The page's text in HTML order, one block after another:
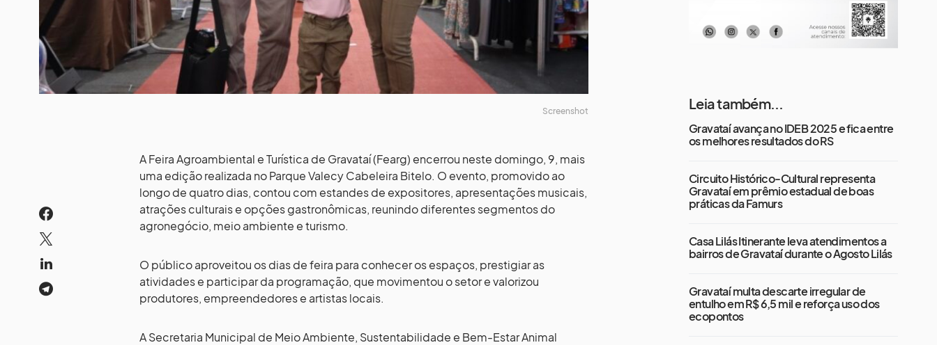
Screenshot
A Feira Agroambiental e Turística de Gravataí (Fearg) encerrou neste domingo, 9, mais
uma edição realizada no Parque Valecy Cabeleira Bitelo. O evento, promovido ao
longo de quatro dias, contou com estandes de expositores, apresentações musicais,
atrações culturais e opções gastronômicas, reunindo diferentes segmentos do
agronegócio, meio ambiente e turismo.
O público aproveitou os dias de feira para conhecer os espaços, prestigiar as
atividades e participar da programação, que movimentou o setor e valorizou
produtores, empreendedores e artistas locais.
A Secretaria Municipal de Meio Ambiente, Sustentabilidade e Bem-Estar Animal
Leia também...
Gravataí avança no IDEB 2025 e fica entre
os melhores resultados do RS
Circuito Histórico-Cultural representa
Gravataí em prêmio estadual de boas
práticas da Famurs
Casa Lilás Itinerante leva atendimentos a
bairros de Gravataí durante o Agosto Lilás
Gravataí multa descarte irregular de
entulho em R$ 6,5 mil e reforça uso dos
ecopontos